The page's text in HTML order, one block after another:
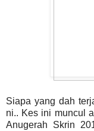
Siapa yang dah
ni.. Kes ini muncul
Anugerah Skrin